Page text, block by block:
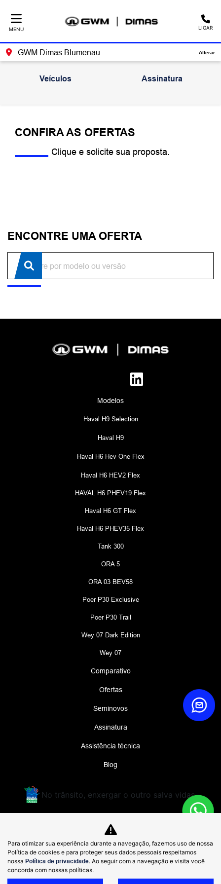
MENU LIGAR
GWM Dimas Blumenau Alterar
Veículos Assinatura
CONFIRA AS OFERTAS
Clique e solicite sua proposta.
ENCONTRE UMA OFERTA
Modelos
Haval H9 Selection
Haval H9
Haval H6 Hev One Flex
Haval H6 HEV2 Flex
HAVAL H6 PHEV19 Flex
Haval H6 GT Flex
Haval H6 PHEV35 Flex
Tank 300
ORA 5
ORA 03 BEV58
Poer P30 Exclusive
Poer P30 Trail
Wey 07 Dark Edition
Wey 07
Comparativo
Ofertas
Seminovos
Assinatura
Assistência técnica
Blog
No trânsito, enxergar o outro salva vidas.
DIMAS GWM COMERCIO DE AUTOMOVEIS
IMPORTADOS LTDA
48.785.806/0003-20
Para otimizar sua experiência durante a navegação, fazemos uso de nossa
Política de cookies e para proteger seus dados pessoais respeitamos
nossa Política de privacidade. Ao seguir com a navegação e visita você
concorda com nossas políticas.